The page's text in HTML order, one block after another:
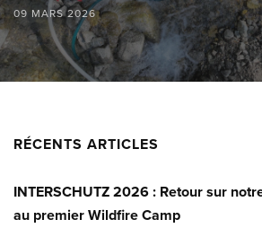
09 MARS 2026
RÉCENTS ARTICLES
INTERSCHUTZ 2026 : Retour sur
au premier Wildfire Camp